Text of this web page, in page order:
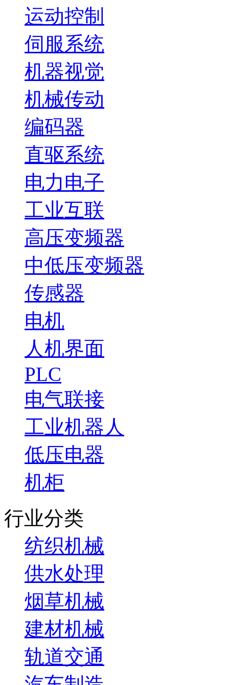
运动控制
伺服系统
机器视觉
机械传动
编码器
直驱系统
电力电子
工业互联
高压变频器
中低压变频器
传感器
电机
人机界面
PLC
电气联接
工业机器人
低压电器
机柜
行业分类
纺织机械
供水处理
烟草机械
建材机械
轨道交通